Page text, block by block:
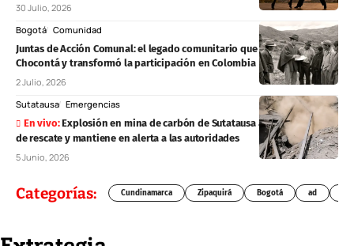
30 Julio, 2026
Bogotá Comunidad
Juntas de Acción Comunal: el legado comunitario que nació en
Chocontá y transformó la participación en Colombia
2 Julio, 2026
Sutatausa Emergencias
Explosión en mina de carbón de Sutatausa activa operativo
de rescate y mantiene en alerta a las autoridades
5 Junio, 2026
Categorías: Cundinamarca Zipaquirá Bogotá ad